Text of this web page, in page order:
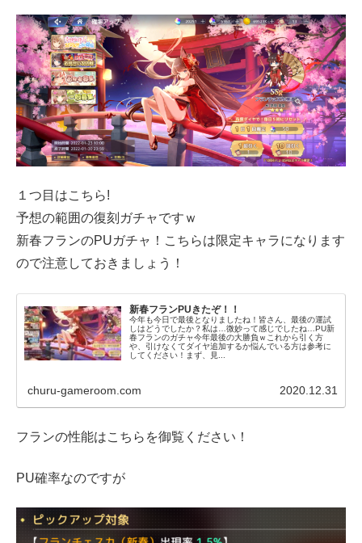
１つ目はこちら!
予想の範囲の復刻ガチャですｗ
新春フランのPUガチャ！こちらは限定キャラになります
ので注意しておきましょう！
新春フランPUきたぞ！！
今年も今日で最後となりましたね！皆さん、最後の運試
しはどうでしたか？私は…微妙って感じでしたね…PU新
春フランのガチャ今年最後の大勝負ｗこれから引く方
や、引けなくてダイヤ追加するか悩んでいる方は参考に
してください！まず、見...
churu-gameroom.com 2020.12.31
フランの性能はこちらを御覧ください！
PU確率なのですが